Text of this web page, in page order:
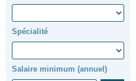
Spécialité
Salaire minimum (annuel)